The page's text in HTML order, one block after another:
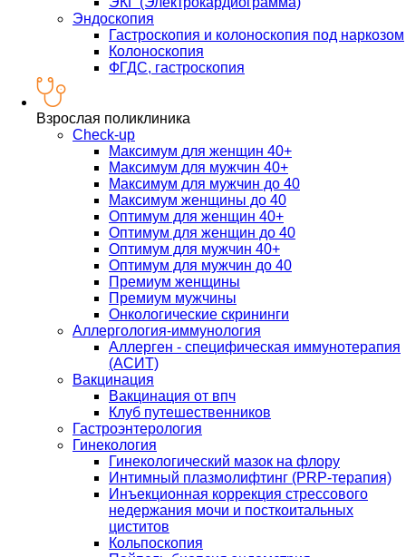
Эндоскопия
Гастроскопия и колоноскопия под наркозом
Колоноскопия
ФГДС, гастроскопия
Взрослая поликлиника
Check-up
Максимум для женщин 40+
Максимум для мужчин 40+
Максимум для мужчин до 40
Максимум женщины до 40
Оптимум для женщин 40+
Оптимум для женщин до 40
Оптимум для мужчин 40+
Оптимум для мужчин до 40
Премиум женщины
Премиум мужчины
Онкологические скрининги
Аллергология-иммунология
Аллерген - специфическая иммунотерапия
(АСИТ)
Вакцинация
Вакцинация от впч
Клуб путешественников
Гастроэнтерология
Гинекология
Гинекологический мазок на флору
Интимный плазмолифтинг (PRP-терапия)
Инъекционная коррекция стрессового
недержания мочи и посткоитальных
циститов
Кольпоскопия